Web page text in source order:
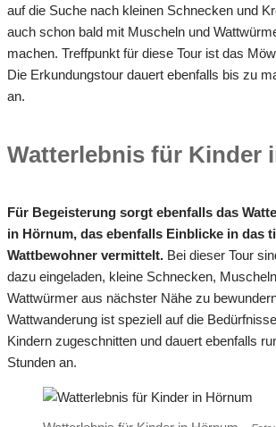
auf die Suche nach kleinen Schnecken und
auch schon bald mit Muscheln und
machen. Treffpunkt für diese Tour ist das
Die Erkundungstour dauert ebenfalls bis zu
an.
Watterlebnis für Kinder
Für Begeisterung sorgt ebenfalls das
in Hörnum, das ebenfalls Einblicke in das
Wattbewohner vermittelt. Bei dieser Tour
dazu eingeladen, kleine Schnecken,
Wattwürmer aus nächster Nähe zu
Wattwanderung ist speziell auf die
Kindern zugeschnitten und dauert ebenfalls
Stunden an.